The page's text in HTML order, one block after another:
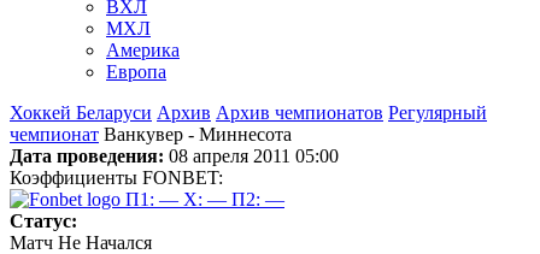
ВХЛ
МХЛ
Америка
Европа
Хоккей Беларуси Архив Архив чемпионатов Регулярный
чемпионат Ванкувер - Миннесота
Дата проведения: 08 апреля 2011 05:00
Коэффициенты FONBET:
П1: — X: — П2: —
Статус:
Матч Не Начался